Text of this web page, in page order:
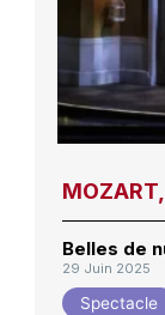
Belles de
29 Juin 2025
Spectacle